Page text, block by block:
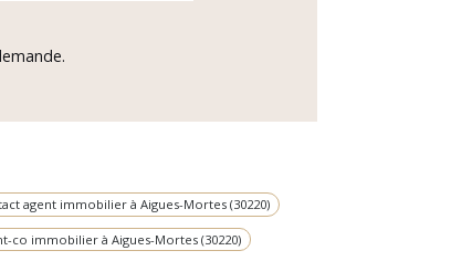
agent immobilier à Aigues-Mortes (30220)
co immobilier à Aigues-Mortes (30220)